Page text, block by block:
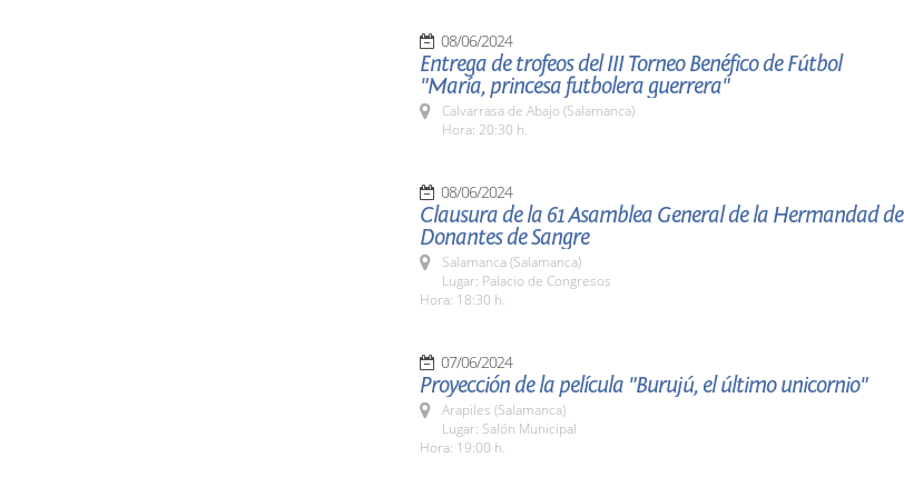
08/06/2024
Entrega de trofeos del III Torneo Benéfico de Fútbol
"María, princesa futbolera guerrera"
Calvarrasa de Abajo (Salamanca)
Hora: 20:30 h.
08/06/2024
Clausura de la 61 Asamblea General de la Hermandad de
Donantes de Sangre
Salamanca (Salamanca)
Lugar: Palacio de Congresos
Hora: 18:30 h.
07/06/2024
Proyección de la película "Burujú, el último unicornio"
Arapiles (Salamanca)
Lugar: Salón Municipal
Hora: 19:00 h.